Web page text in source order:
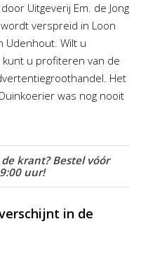
Uitgeverij Em. de Jong
verspreid in Loon
Udenhout. Wilt u
u profiteren van de
Het
was nog nooit
krant? Bestel vóór
uur!
in de